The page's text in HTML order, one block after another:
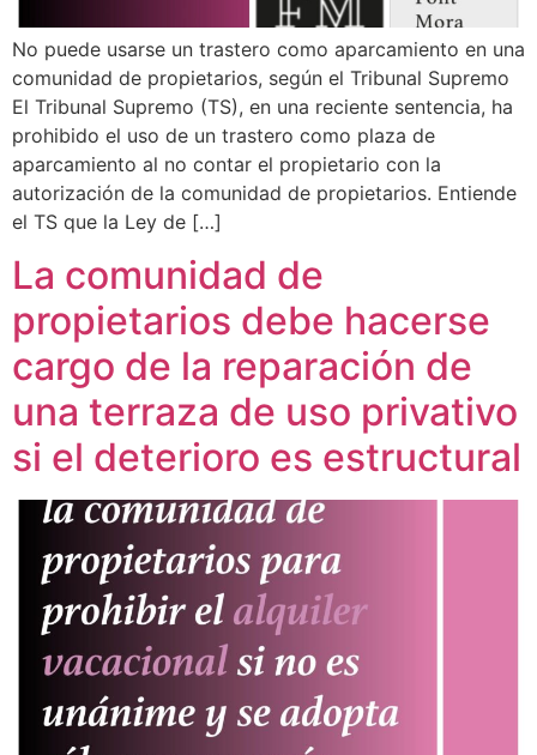
No puede usarse un trastero como aparcamiento en una
comunidad de propietarios, según el Tribunal Supremo
El Tribunal Supremo (TS), en una reciente sentencia, ha
prohibido el uso de un trastero como plaza de
aparcamiento al no contar el propietario con la
autorización de la comunidad de propietarios. Entiende
el TS que la Ley de […]
La comunidad de
propietarios debe hacerse
cargo de la reparación de
una terraza de uso privativo
si el deterioro es estructural